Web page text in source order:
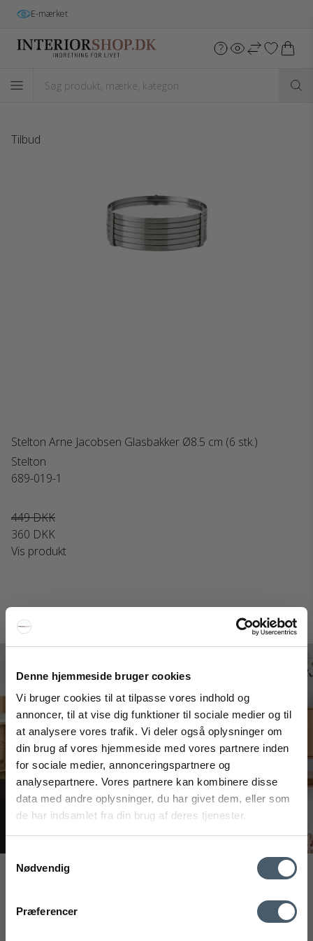
Denne hjemmeside bruger cookies
Vi bruger cookies til at tilpasse vores indhold og
annoncer, til at vise dig funktioner til sociale medier og til
at analysere vores trafik. Vi deler også oplysninger om
din brug af vores hjemmeside med vores partnere inden
for sociale medier, annonceringspartnere og
analysepartnere. Vores partnere kan kombinere disse
data med andre oplysninger, du har givet dem, eller som
de har indsamlet fra din brug af deres tjenester.
Samtykkevalg
Nødvendig
Præferencer
E-mærket
Tilbud
Stelton Arne Jacobsen Glasbakker Ø8.5 cm (6 stk.)
Stelton
689-019-1
449 DKK
360 DKK
Vis produkt
Interiorshop | Instagram
Løsning
Højmarksvej 34
FÅ 20% RABAT
*Din rabat kan ikke bruges på i forvejen nedsatte varer eller på
produkter fra Rocket
.